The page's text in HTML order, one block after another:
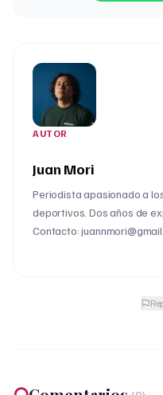
AUTOR
Juan Mori
Periodista apasionado a
deportivos. Dos años de
Contacto: